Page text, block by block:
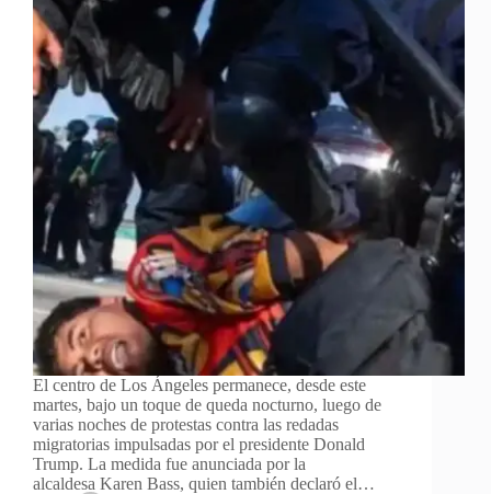
El centro de Los Ángeles permanece, desde este
martes, bajo un toque de queda nocturno, luego de
varias noches de protestas contra las redadas
migratorias impulsadas por el presidente Donald
Trump. La medida fue anunciada por la
alcaldesa Karen Bass, quien también declaró el…